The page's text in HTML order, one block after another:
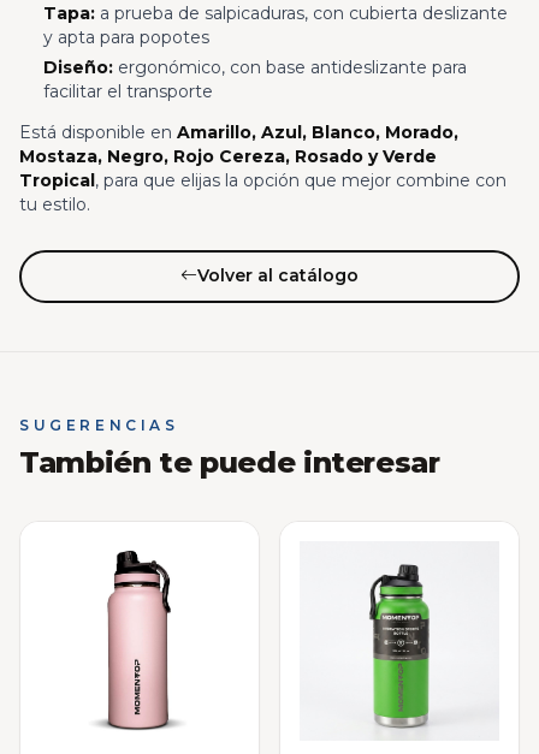
Tapa:a prueba de salpicaduras, con cubierta deslizante
y apta para popotes
Diseño:ergonómico, con base antideslizante para
facilitar el transporte
Está disponible en Amarillo, Azul, Blanco, Morado,
Mostaza, Negro, Rojo Cereza, Rosado y Verde
Tropical, para que elijas la opción que mejor combine con
tu estilo.
Volver al catálogo
SUGERENCIAS
También te puede interesar